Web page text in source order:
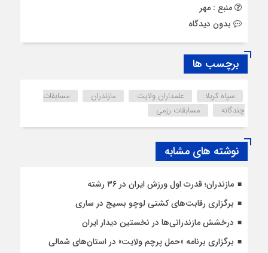
منبع : مهر
بدون دیدگاه
برچسب ها
سپاه کربلا علمداران ولایت مازندران
مسابقات
چندگانه
مسابقات رزمی
نوشته های مشابه
مازندران؛ قدرت اول ورزش ایران در ۳۶ رشته
برگزاری رقابت‌های کشتی لوچو بسیج در ساری
درخشش مازندرانی‌ها در نخستین دیدار ایران
برگزاری برنامه «حمل پرچم ولایت» در استان‌های شمالی